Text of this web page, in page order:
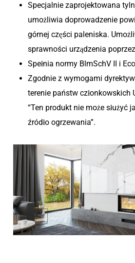
Specjalnie zaprojektowana
umożliwia doprowadzenie
górnej części paleniska.
sprawności urządzenia
Spełnia normy BlmSchV II i
Zgodnie z wymogami
terenie państw członkowskich
“Ten produkt nie może służyć
źródło ogrzewania”.